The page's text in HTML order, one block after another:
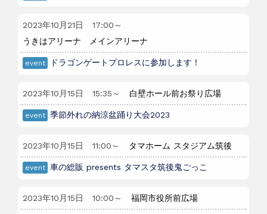
2023年10月21日 17:00 ～
うきはアリーナ メインアリーナ
event ドラゴンゲートプロレスに参加します！
2023年10月15日 15:35 ～ 白壁ホール前お祭り広場
event 季節外れの納涼盆踊り大会2023
2023年10月15日 11:00 ～ タマホーム スタジアム筑後
event 車の総販 presents タマスタ筑後鬼ごっこ
2023年10月15日 10:00 ～ 福岡市役所前広場